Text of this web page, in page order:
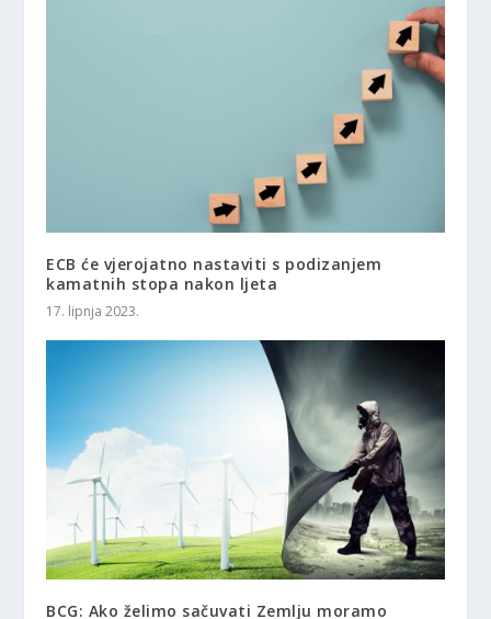
ECB će vjerojatno nastaviti s podizanjem
kamatnih stopa nakon ljeta
17. lipnja 2023.
BCG: Ako želimo sačuvati Zemlju moramo